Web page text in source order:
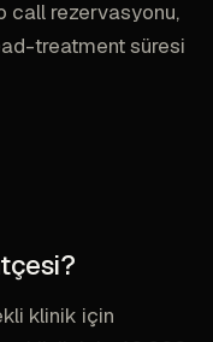
call rezervasyonu,
treatment süresi
klinik için